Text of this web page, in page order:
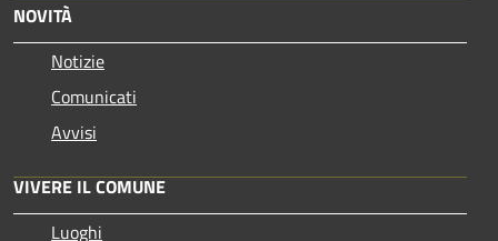
NOVITÀ
Notizie
Comunicati
Avvisi
VIVERE IL COMUNE
Luoghi